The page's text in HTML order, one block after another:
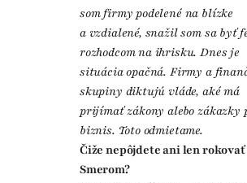
som firmy podelené na blízke
a vzdialené, snažil som sa byť
rozhodcom na ihrisku. Dnes je
situácia opačná. Firmy a
skupiny diktujú vláde, aké má
prijímať zákony alebo zákazky
biznis. Toto odmietame.
Čiže nepôjdete ani len rokovať
Smerom?